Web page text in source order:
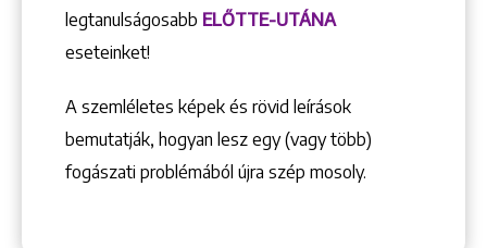
legtanulságosabb ELŐTTE-UTÁNA
eseteinket!
A szemléletes képek és rövid leírások
bemutatják, hogyan lesz egy (vagy több)
fogászati problémából újra szép mosoly.